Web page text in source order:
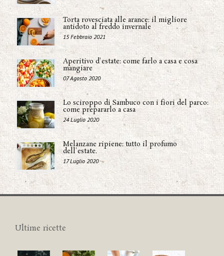
Torta rovesciata alle arance: il migliore
antidoto al freddo invernale
15 Febbraio 2021
Aperitivo d'estate: come farlo a casa e cosa
mangiare
07 Agosto 2020
Lo sciroppo di Sambuco con i fiori del parco:
come prepararlo a casa
24 Luglio 2020
Melanzane ripiene: tutto il profumo
dell'estate.
17 Luglio 2020
Ultime ricette